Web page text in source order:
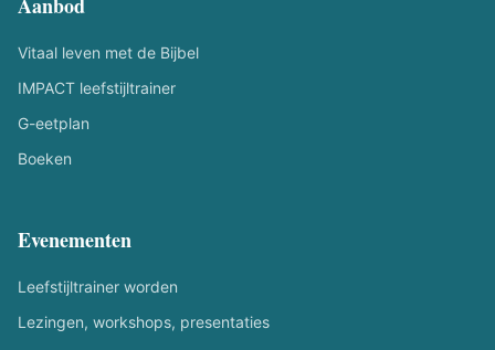
Vitaal leven met de Bijbel
IMPACT leefstijltrainer
G-eetplan
Boeken
Evenementen
Leefstijltrainer worden
Lezingen, workshops, presentaties